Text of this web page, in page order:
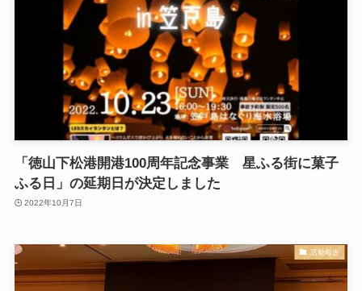
「徳山下松港開港100周年記念事業 星ふる街に菓子
ふる日」の延期日が決定しました
2022年10月7日
活動報告